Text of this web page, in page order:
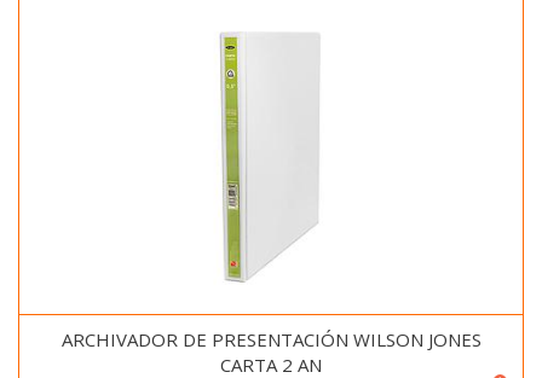
ARCHIVADOR DE PRESENTACIÓN WILSON JONES
CARTA 2 AN